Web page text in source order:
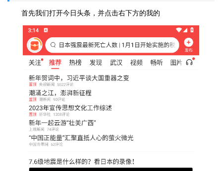
首先我们打开今日头条，并点击右下方的我的